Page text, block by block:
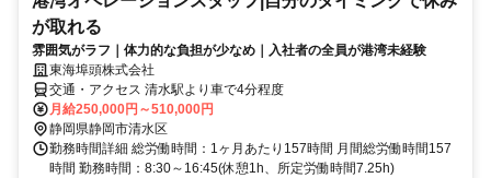
が取れる
雰囲気がラフ｜体力的な負担が少なめ｜入社者の全員が港湾未経験
東海埠頭株式会社
交通・アクセス 清水駅より車で4分程度
月給250,000円～510,000円
静岡県静岡市清水区
勤務時間詳細 総労働時間：1ヶ月あたり157時間 月間総労働時間157
時間 勤務時間：8:30～16:45(休憩1h、所定労働時間7.25h)